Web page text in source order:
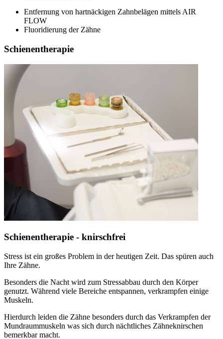
Entfernung von hartnäckigen Zahnbelägen mittels AIR
FLOW
Fluoridierung der Zähne
Schienentherapie
Schienentherapie - knirschfrei
Stress ist ein großes Problem in der heutigen Zeit. Das spüren auch
Ihre Zähne.
Besonders die Nacht wird zum Stressabbau durch den Körper
genutzt. Während viele Bereiche entspannen, verkrampfen einige
Muskeln.
Hierdurch leiden die Zähne besonders durch das Verkrampfen der
Mundraummuskeln was sich durch nächtliches Zähneknirschen
bemerkbar macht.